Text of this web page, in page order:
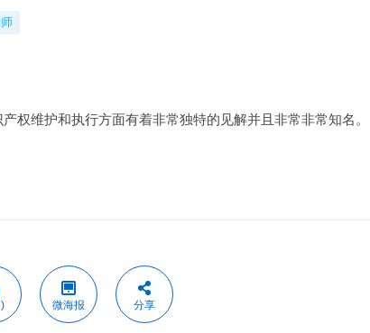
权维护和执行方面有着非常独特的见解并且非常非常知名。
微海报 分享